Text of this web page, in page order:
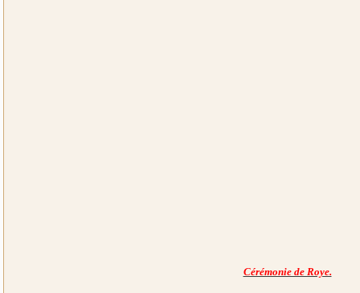
Cérémonie de Roye.